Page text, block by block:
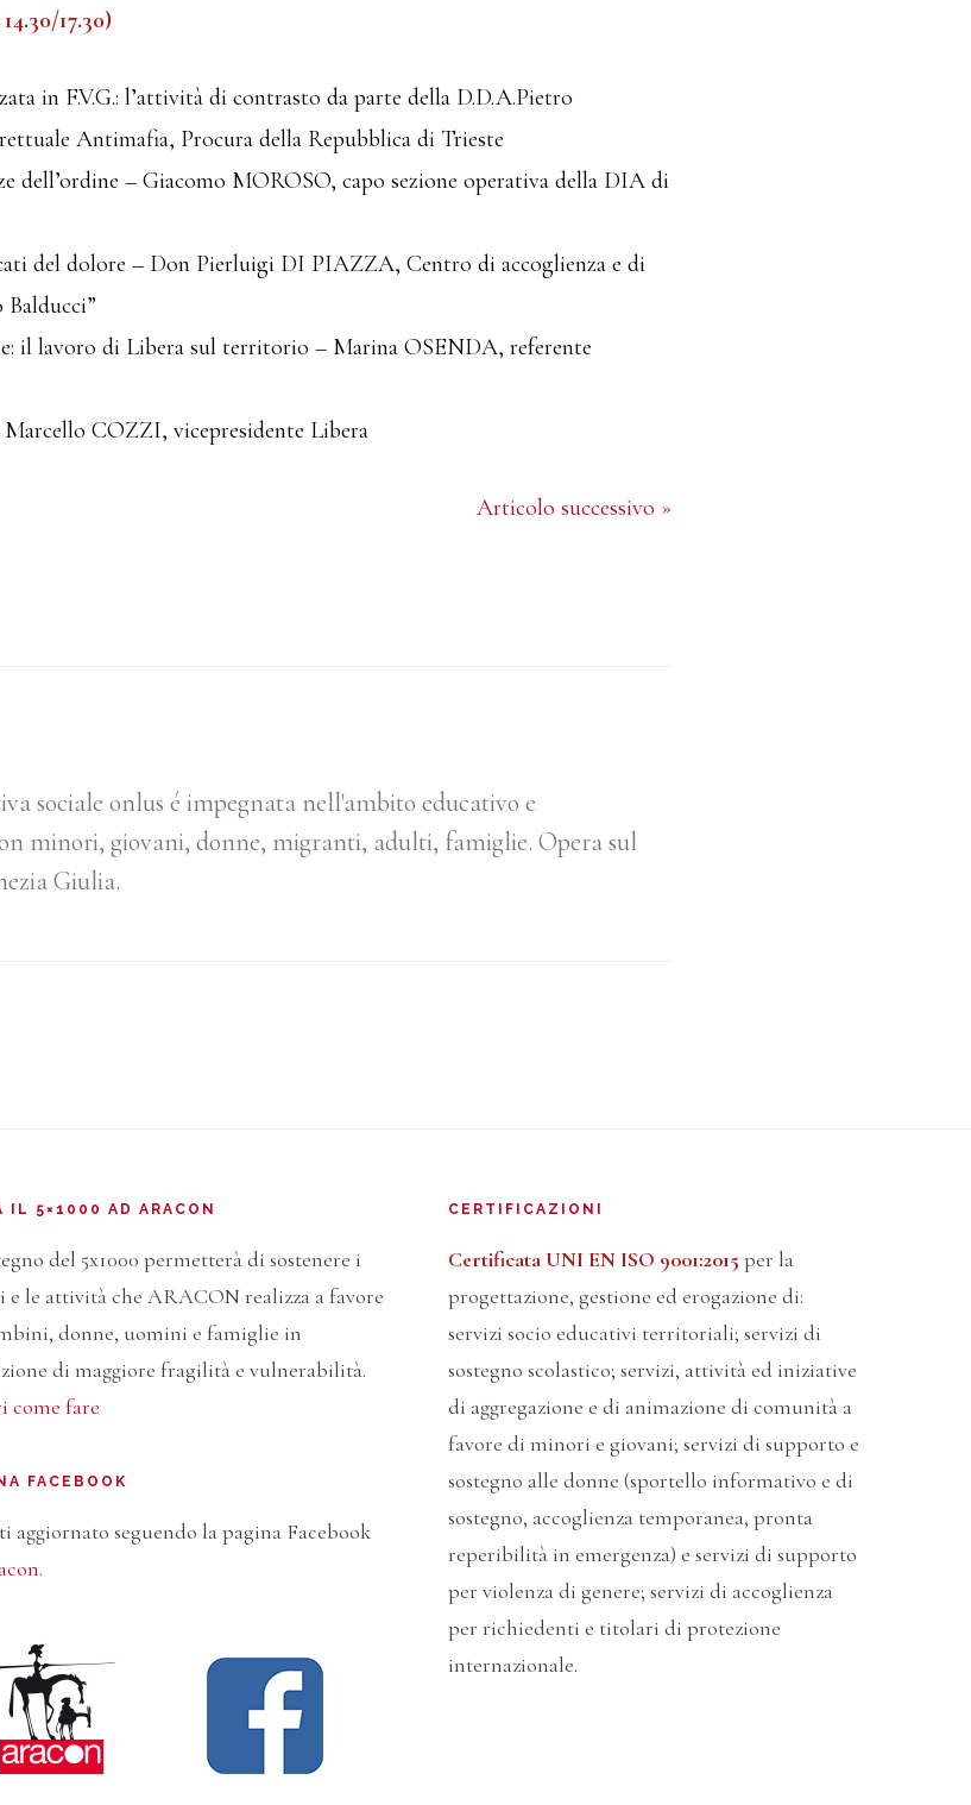
17.30)
in F.V.G.: l’attività di contrasto da parte della D.D.A.Pietro
Antimafia, Procura della Repubblica di Trieste
dell’ordine – Giacomo MOROSO, capo sezione operativa della DIA di
del dolore – Don Pierluigi DI PIAZZA, Centro di accoglienza e di
il lavoro di Libera sul territorio – Marina OSENDA, referente
COZZI, vicepresidente Libera
Articolo successivo »
sociale onlus é impegnata nell'ambito educativo e
minori, giovani, donne, migranti, adulti, famiglie. Opera sul
Giulia.
IL 5×1000 AD ARACON
del 5x1000 permetterà di sostenere i
e le attività che ARACON realizza a favore
donne, uomini e famiglie in
di maggiore fragilità e vulnerabilità.
come fare
FACEBOOK
aggiornato seguendo la pagina Facebook
.
CERTIFICAZIONI
Certificata UNI EN ISO 9001:2015 per la
progettazione, gestione ed erogazione di:
servizi socio educativi territoriali; servizi di
sostegno scolastico; servizi, attività ed iniziative
di aggregazione e di animazione di comunità a
favore di minori e giovani; servizi di supporto e
sostegno alle donne (sportello informativo e di
sostegno, accoglienza temporanea, pronta
reperibilità in emergenza) e servizi di supporto
per violenza di genere; servizi di accoglienza
per richiedenti e titolari di protezione
internazionale.